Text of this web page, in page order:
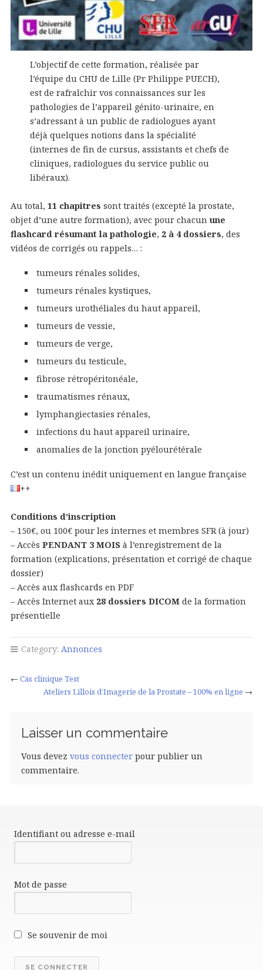
L’objectif de cette formation, réalisée par
l’équipe du CHU de Lille (Pr Philippe PUECH),
est de rafraîchir vos connaissances sur les
pathologies de l’appareil génito-urinaire, en
s’adressant à un public de radiologues ayant
déjà quelques notions dans la spécialité
(internes de fin de cursus, assistants et chefs de
cliniques, radiologues du service public ou
libéraux).
Au total, 11 chapitres sont traités (excepté la prostate,
objet d’une autre formation), avec pour chacun une
flashcard résumant la pathologie, 2 à 4 dossiers, des
vidéos de corrigés ou rappels… :
tumeurs rénales solides,
tumeurs rénales kystiques,
tumeurs urothéliales du haut appareil,
tumeurs de vessie,
tumeurs de verge,
tumeurs du testicule,
fibrose rétropéritonéale,
traumatismes rénaux,
lymphangiectasies rénales,
infections du haut appareil urinaire,
anomalies de la jonction pyélourétérale
C’est un contenu inédit uniquement en langue française
++
Conditions d’inscription
– 150€, ou 100€ pour les internes et membres SFR (à jour)
– Accès PENDANT 3 MOISà l’enregistrement de la
formation (explications, présentation et corrigé de chaque
dossier)
– Accès aux flashcards en PDF
– Accès Internet aux 28 dossiers DICOMde la formation
présentielle
Category: Annonces
← Cas clinique Test
Ateliers Lillois d’Imagerie de la Prostate – 100% en ligne →
Laisser un commentaire
Vous devez vous connecterpour publier un
commentaire.
Identifiant ou adresse e-mail
Mot de passe
Se souvenir de moi